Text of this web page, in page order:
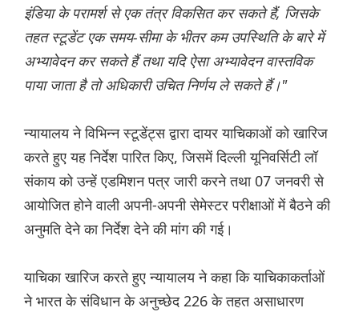
इंडिया के परामर्श से एक तंत्र विकसित कर सकते हैं, जिसके
तहत स्टूडेंट एक समय-सीमा के भीतर कम उपस्थिति के बारे में
अभ्यावेदन कर सकते हैं तथा यदि ऐसा अभ्यावेदन वास्तविक
पाया जाता है तो अधिकारी उचित निर्णय ले सकते हैं।"
न्यायालय ने विभिन्न स्टूडेंट्स द्वारा दायर याचिकाओं को खारिज
करते हुए यह निर्देश पारित किए, जिसमें दिल्ली यूनिवर्सिटी लॉ
संकाय को उन्हें एडमिशन पत्र जारी करने तथा 07 जनवरी से
आयोजित होने वाली अपनी-अपनी सेमेस्टर परीक्षाओं में बैठने की
अनुमति देने का निर्देश देने की मांग की गई।
याचिका खारिज करते हुए न्यायालय ने कहा कि याचिकाकर्ताओं
ने भारत के संविधान के अनुच्छेद 226 के तहत असाधारण